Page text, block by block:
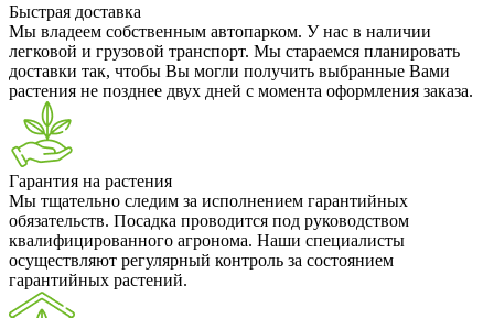
Быстрая доставка
Мы владеем собственным автопарком. У нас в наличии
легковой и грузовой транспорт. Мы стараемся планировать
доставки так, чтобы Вы могли получить выбранные Вами
растения не позднее двух дней с момента оформления заказа.
Гарантия на растения
Мы тщательно следим за исполнением гарантийных
обязательств. Посадка проводится под руководством
квалифицированного агронома. Наши специалисты
осуществляют регулярный контроль за состоянием
гарантийных растений.